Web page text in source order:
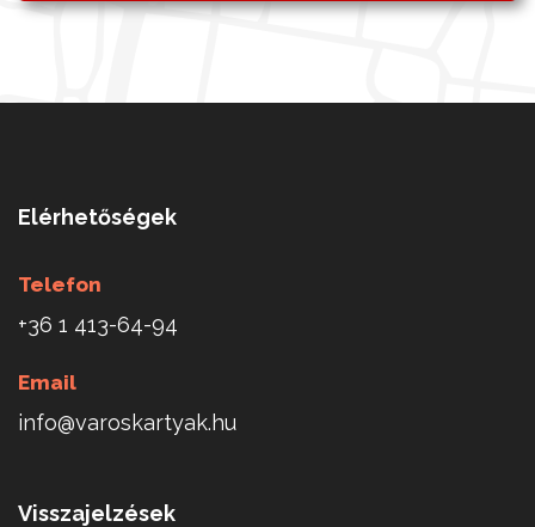
Elérhetőségek
Telefon
+36 1 413-64-94
Email
info@varoskartyak.hu
Visszajelzések